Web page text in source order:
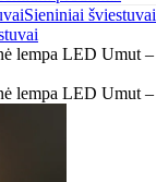
Sieniniai šviestuvai